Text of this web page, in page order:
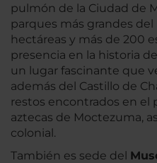
pulmón de la Ciudad de
parques más grandes
hectáreas y más de 200
presencia en la historia
un lugar fascinante que
además del Castillo de
restos encontrados en el
aztecas de Moctezuma,
colonial.
También es sede del